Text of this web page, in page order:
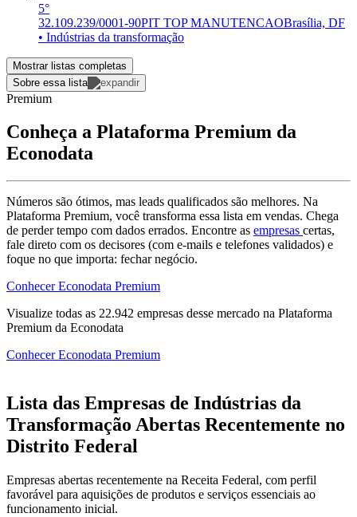
5°
32.109.239/0001-90PIT TOP MANUTENCAOBrasília, DF
• Indústrias da transformação
Mostrar listas completas
Sobre essa lista
Premium
Conheça a Plataforma Premium da
Econodata
Números são ótimos, mas leads qualificados são melhores. Na
Plataforma Premium, você transforma essa lista em vendas. Chega
de perder tempo com dados errados. Encontre as empresas certas,
fale direto com os decisores (com e-mails e telefones validados) e
foque no que importa: fechar negócio.
Conhecer Econodata Premium
Visualize todas as 22.942 empresas desse mercado na Plataforma
Premium da Econodata
Conhecer Econodata Premium
Lista das Empresas de Indústrias da
Transformação Abertas Recentemente no
Distrito Federal
Empresas abertas recentemente na Receita Federal, com perfil
favorável para aquisições de produtos e serviços essenciais ao
funcionamento inicial.